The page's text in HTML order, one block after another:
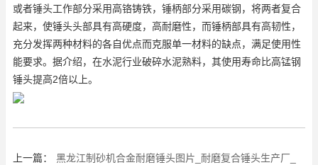
或者锤头工作部分采用高铬铸铁，锤柄部分采用碳钢，将两者复合
起来，使锤头头部具有高硬度，高耐磨性，而锤柄部具有高韧性，
充分发挥两种材料的各自优点而克服单一材料的缺点，满足使用性
能要求。据介绍，在水泥行业破碎水泥熟料，其使用寿命比高锰钢
锤头提高2倍以上。
上一篇：
黑龙江制砂机合金耐磨锤头图片_耐磨复合锤头生产厂_